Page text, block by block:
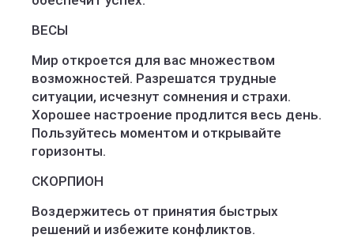
ВЕСЫ
Мир откроется для вас множеством
возможностей. Разрешатся трудные
ситуации, исчезнут сомнения и страхи.
Хорошее настроение продлится весь день.
Пользуйтесь моментом и открывайте
горизонты.
СКОРПИОН
Воздержитесь от принятия быстрых
решений и избежите конфликтов.